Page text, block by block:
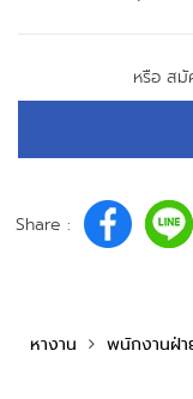
หรือ ส
Share :
หางาน พนักงานฝ่า